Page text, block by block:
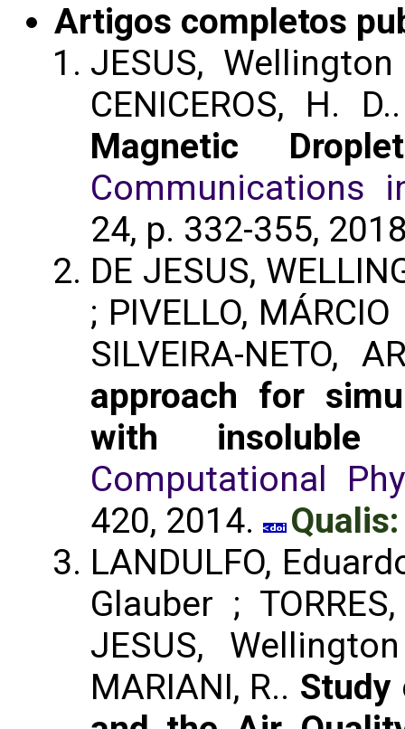
Artigos completos
JESUS,
CENICEROS, H.
Magnetic
Communications
24, p. 332-355,
DE JESUS,
; PIVELLO,
SILVEIRA-NETO,
approach for
with insoluble
Computational
420, 2014.
LANDULFO,
Glauber ;
JESUS,
MARIANI, R.. Study